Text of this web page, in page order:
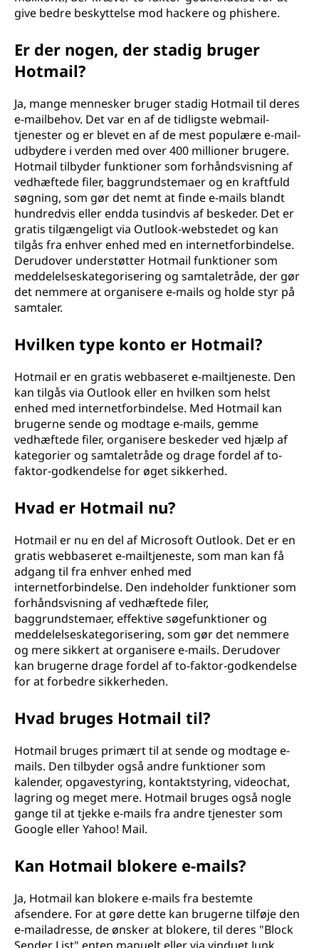
give bedre beskyttelse mod hackere og phishere.
Er der nogen, der stadig bruger
Hotmail?
Ja, mange mennesker bruger stadig Hotmail til deres
e-mailbehov. Det var en af de tidligste webmail-
tjenester og er blevet en af de mest populære e-mail-
udbydere i verden med over 400 millioner brugere.
Hotmail tilbyder funktioner som forhåndsvisning af
vedhæftede filer, baggrundstemaer og en kraftfuld
søgning, som gør det nemt at finde e-mails blandt
hundredvis eller endda tusindvis af beskeder. Det er
gratis tilgængeligt via Outlook-webstedet og kan
tilgås fra enhver enhed med en internetforbindelse.
Derudover understøtter Hotmail funktioner som
meddelelseskategorisering og samtaletråde, der gør
det nemmere at organisere e-mails og holde styr på
samtaler.
Hvilken type konto er Hotmail?
Hotmail er en gratis webbaseret e-mailtjeneste. Den
kan tilgås via Outlook eller en hvilken som helst
enhed med internetforbindelse. Med Hotmail kan
brugerne sende og modtage e-mails, gemme
vedhæftede filer, organisere beskeder ved hjælp af
kategorier og samtaletråde og drage fordel af to-
faktor-godkendelse for øget sikkerhed.
Hvad er Hotmail nu?
Hotmail er nu en del af Microsoft Outlook. Det er en
gratis webbaseret e-mailtjeneste, som man kan få
adgang til fra enhver enhed med
internetforbindelse. Den indeholder funktioner som
forhåndsvisning af vedhæftede filer,
baggrundstemaer, effektive søgefunktioner og
meddelelseskategorisering, som gør det nemmere
og mere sikkert at organisere e-mails. Derudover
kan brugerne drage fordel af to-faktor-godkendelse
for at forbedre sikkerheden.
Hvad bruges Hotmail til?
Hotmail bruges primært til at sende og modtage e-
mails. Den tilbyder også andre funktioner som
kalender, opgavestyring, kontaktstyring, videochat,
lagring og meget mere. Hotmail bruges også nogle
gange til at tjekke e-mails fra andre tjenester som
Google eller Yahoo! Mail.
Kan Hotmail blokere e-mails?
Ja, Hotmail kan blokere e-mails fra bestemte
afsendere. For at gøre dette kan brugerne tilføje den
e-mailadresse, de ønsker at blokere, til deres "Block